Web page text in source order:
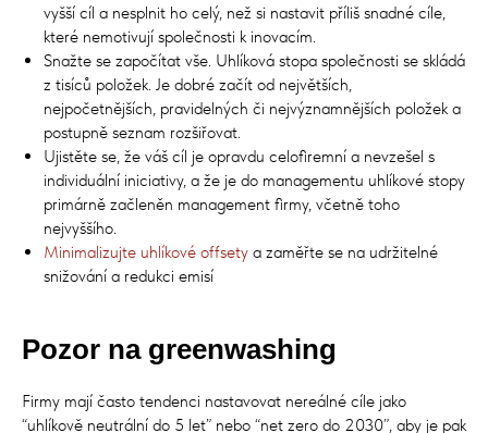
vyšší cíl a nesplnit ho celý, než si nastavit příliš snadné cíle,
které nemotivují společnosti k inovacím.
Snažte se započítat vše. Uhlíková stopa společnosti se skládá
z tisíců položek. Je dobré začít od největších,
nejpočetnějších, pravidelných či nejvýznamnějších položek a
postupně seznam rozšiřovat.
Ujistěte se, že váš cíl je opravdu celofiremní a nevzešel s
individuální iniciativy, a že je do managementu uhlíkové stopy
primárně začleněn management firmy, včetně toho
nejvyššího.
Minimalizujte uhlíkové offsety a zaměřte se na udržitelné
snižování a redukci emisí
Pozor na greenwashing
Firmy mají často tendenci nastavovat nereálné cíle jako
“uhlíkově neutrální do 5 let” nebo “net zero do 2030”, aby je pak